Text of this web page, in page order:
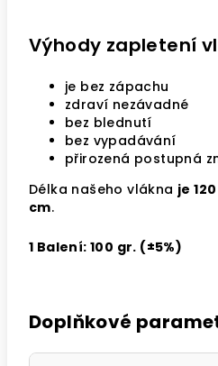
Výhody zapletení
je bez zápachu
zdraví nezávadné
bez blednutí
bez vypadávání
přirozená postupná
Délka našeho vlákna je
cm.
1 Balení: 100 gr. (±5%)
Doplňkové